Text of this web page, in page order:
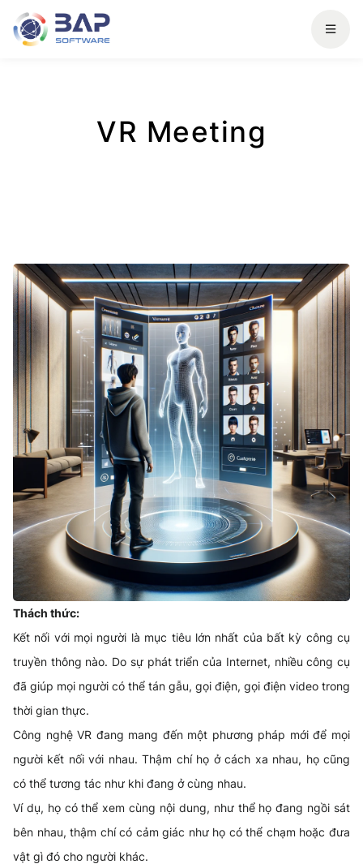
VR Meeting
Thách thức:
Kết nối với mọi người là mục tiêu lớn nhất của bất kỳ công cụ
truyền thông nào. Do sự phát triển của Internet, nhiều công cụ
đã giúp mọi người có thể tán gẫu, gọi điện, gọi điện video trong
thời gian thực.
Công nghệ VR đang mang đến một phương pháp mới để mọi
người kết nối với nhau. Thậm chí họ ở cách xa nhau, họ cũng
có thể tương tác như khi đang ở cùng nhau.
Ví dụ, họ có thể xem cùng nội dung, như thể họ đang ngồi sát
bên nhau, thậm chí có cảm giác như họ có thể chạm hoặc đưa
vật gì đó cho người khác.